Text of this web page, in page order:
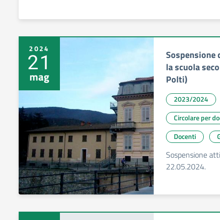
2024
21
mag
la scuola
Polti)
2023/2024
Circolare per
Docenti
Sospensione
22.05.2024.